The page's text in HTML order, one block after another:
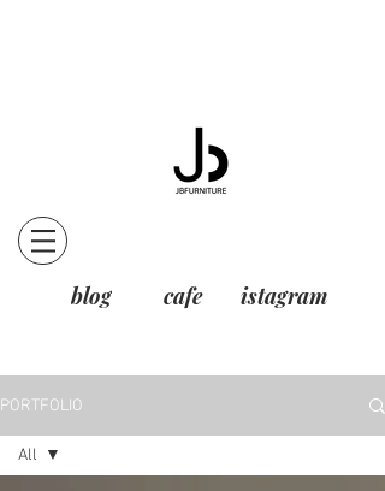
blog cafe istagram
PORTFOLIO
All